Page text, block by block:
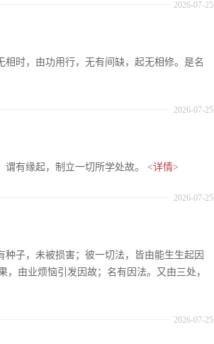
2026-07-25
相时，由功用行，无有间缺，起无相修。是名
2026-07-25
有缘起，制立一切所学处故。 <详情>
2026-07-25
种子，未被损害；彼一切法，皆由能生生起因
由业烦恼引发因故；名有因法。又由三处，
2026-07-25